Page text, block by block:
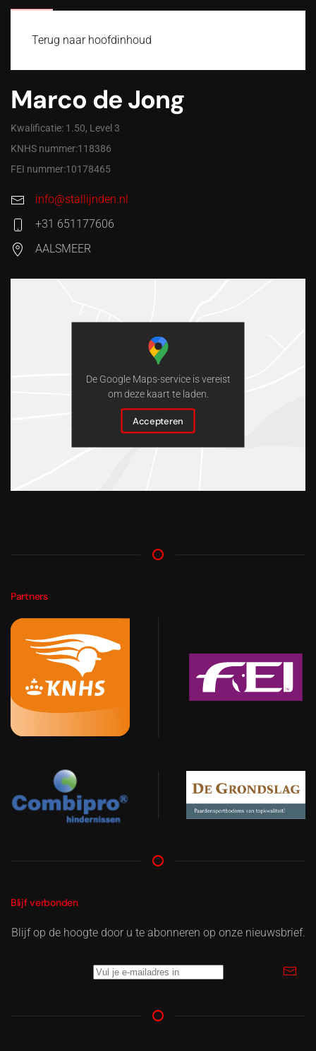
Terug naar hoofdinhoud
Marco de Jong
Kwalificatie: 1.50, Level 3
KNHS nummer:118386
FEI nummer:10178465
info@stallijnden.nl
+31 651177606
AALSMEER
De Google Maps-service is vereist
om deze kaart te laden.
Accepteren
Partners
Blijf verbonden
Blijf op de hoogte door u te abonneren op onze nieuwsbrief.